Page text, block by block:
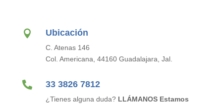
 Ubicación
C. Atenas 146
Col. Americana, 44160 Guadalajara, Jal.
 33 3826 7812
¿Tienes alguna duda? LLÁMANOS Estamos